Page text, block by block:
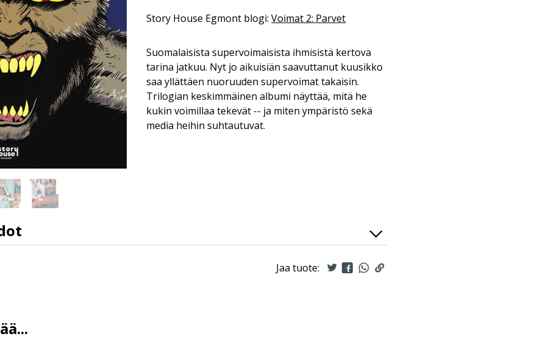
Story House Egmont blogi:Voimat 2: Parvet
Suomalaisista supervoimaisista ihmisistä kertova
tarina jatkuu. Nyt jo aikuisiän saavuttanut kuusikko
saa yllättäen nuoruuden supervoimat takaisin.
Trilogian keskimmäinen albumi näyttää, mitä he
kukin voimillaa tekevät -- ja miten ympäristö sekä
media heihin suhtautuvat.
9789523347168
Jaa tuote: